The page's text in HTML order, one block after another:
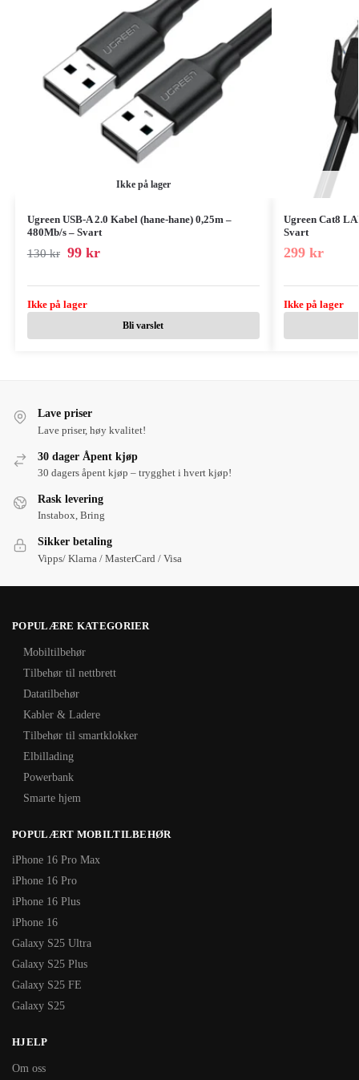
Ikke på lager
Ugreen USB-A 2.0 Kabel (hane-hane) 0,25m –
480Mb/s – Svart
130kr 99 kr
Ikke på lager
Bli varslet
Ugreen Cat8
Svart
299 kr
Ikke på lager
Lave priser
Lave priser, høy kvalitet!
30 dager Åpent kjøp
30 dagers åpent kjøp – trygghet i hvert kjøp!
Rask levering
Instabox, Bring
Sikker betaling
Vipps/ Klarna / MasterCard / Visa
POPULÆRE KATEGORIER
Mobiltilbehør
Tilbehør til nettbrett
Datatilbehør
Kabler & Ladere
Tilbehør til smartklokker
Elbillading
Powerbank
Smarte hjem
POPULÆRT MOBILTILBEHØR
iPhone 16 Pro Max
iPhone 16 Pro
iPhone 16 Plus
iPhone 16
Galaxy S25 Ultra
Galaxy S25 Plus
Galaxy S25 FE
Galaxy S25
HJELP
Om oss